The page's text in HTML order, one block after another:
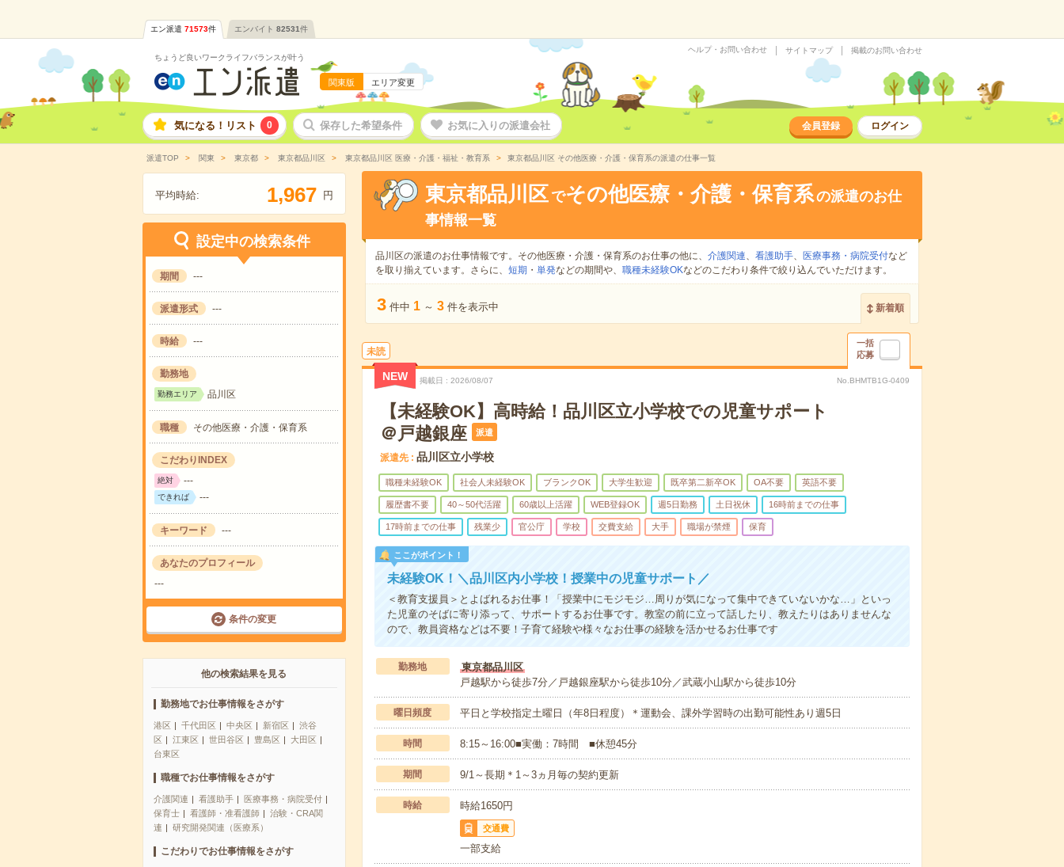
エン派遣 71573件 エンバイト 82531件
ちょうど良いワークライフバランスが叶う
関東版 エリア変更
ヘルプ・お問い合わせ サイトマップ 掲載のお問い合わせ
気になる！リスト 0 保存した希望条件 お気に入りの派遣会社 会員登録 ログイン
派遣TOP 関東 東京都 東京都品川区 東京都品川区 医療・介護・福祉・教育系 東京都品川区 その他医療・介護・保育系の派遣の仕事一覧
平均時給: 1,967 円
設定中の検索条件
期間 ---
派遣形式 ---
時給 ---
勤務地
勤務エリア 品川区
職種 その他医療・介護・保育系
こだわりINDEX
絶対 ---
できれば ---
キーワード ---
あなたのプロフィール
---
条件の変更
他の検索結果を見る
勤務地でお仕事情報をさがす
港区 千代田区 中央区 新宿区
渋谷
区
江東区 世田谷区 豊島区
大田区
台東区
職種でお仕事情報をさがす
介護関連 看護助手
医療事務・病院受付
保育士
看護師・准看護師
治験・CRA関
連
研究開発関連（医療系）
こだわりでお仕事情報をさがす
東京都品川区 でその他医療・介護・保育系の派遣のお仕
事情報一覧
品川区の派遣のお仕事情報です。その他医療・介護・保育系のお仕事の他に、 介護関連、 看護助手、 医療事務・病院受付など
を取り揃えています。さらに、 短期 ・ 単発などの期間や、 職種未経験OKなどのこだわり条件で絞り込んでいただけます。
3 件中 1 ～ 3 件を表示中 新着順
未読
一括
応募
NEW 掲載日 2026/08/07 No.BHMTB1G-0409
【未経験OK】高時給！品川区立小学校での児童サポート
＠戸越銀座
派遣
派遣先 品川区立小学校
職種未経験OK 社会人未経験OK ブランクOK 大学生歓迎 既卒第二新卒OK OA不要 英語不要
履歴書不要 40～50代活躍 60歳以上活躍 WEB登録OK 週5日勤務 土日祝休 16時前までの仕事
17時前までの仕事 残業少 官公庁 学校 交費支給 大手 職場が禁煙 保育
ここがポイント！
未経験OK！＼品川区内小学校！授業中の児童サポート／
＜教育支援員＞とよばれるお仕事！「授業中にモジモジ…周りが気になって集中できていないかな…」といっ
た児童のそばに寄り添って、サポートするお仕事です。教室の前に立って話したり、教えたりはありませんな
ので、教員資格などは不要！子育て経験や様々なお仕事の経験を活かせるお仕事です
勤務地
東京都品川区
戸越駅から徒歩7分／戸越銀座駅から徒歩10分／武蔵小山駅から徒歩10分
曜日頻度 平日と学校指定土曜日（年8日程度）＊運動会、課外学習時の出勤可能性あり週5日
時間 8:15～16:00■実働：7時間 ■休憩45分
期間 9/1～長期＊1～3ヵ月毎の契約更新
時給 時給1650円
交通費
一部支給